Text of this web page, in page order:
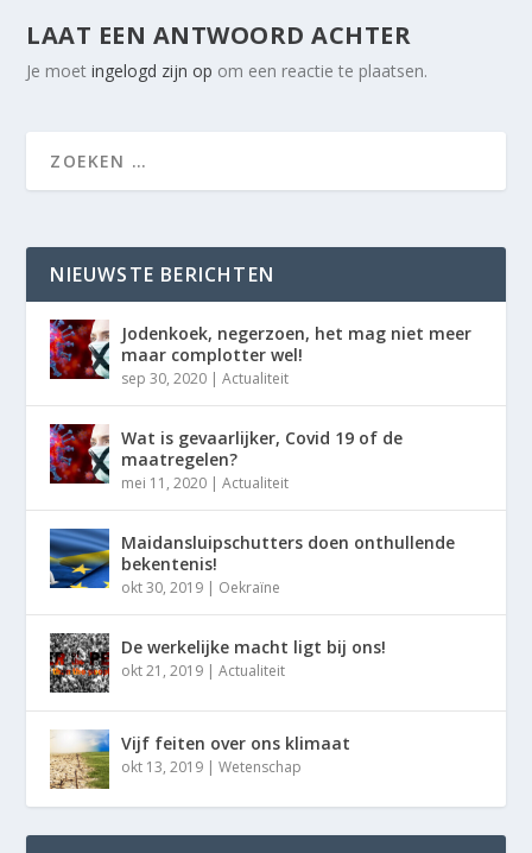
LAAT EEN ANTWOORD ACHTER
Je moetingelogd zijn op om een reactie te plaatsen.
NIEUWSTE BERICHTEN
Jodenkoek, negerzoen, het mag niet meer
maar complotter wel!
sep 30, 2020 |Actualiteit
Wat is gevaarlijker, Covid 19 of de
maatregelen?
mei 11, 2020 |Actualiteit
Maidansluipschutters doen onthullende
bekentenis!
okt 30, 2019 | Oekraïne
De werkelijke macht ligt bij ons!
okt 21, 2019 |Actualiteit
Vijf feiten over ons klimaat
okt 13, 2019 |Wetenschap